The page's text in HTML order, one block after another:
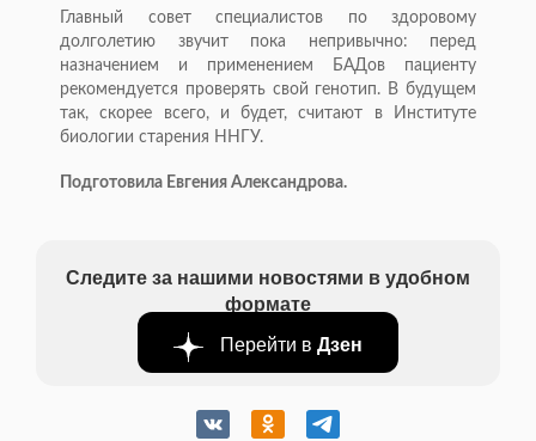
Главный совет специалистов по здоровому
долголетию звучит пока непривычно: перед
назначением и применением БАДов пациенту
рекомендуется проверять свой генотип. В будущем
так, скорее всего, и будет, считают в Институте
биологии старения ННГУ.
Подготовила Евгения Александрова.
Следите за нашими новостями в удобном
формате
Перейти в Дзен